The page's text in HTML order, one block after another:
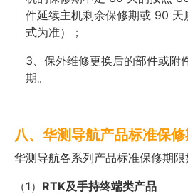
件延续主机剩余保修期或 90 天
式为准）；
3、保外维修更换后的部件或附
期。
八、华测导航产品标准保
华测导航各系列产品标准保修期限
（1） RTK及手持终端类产品